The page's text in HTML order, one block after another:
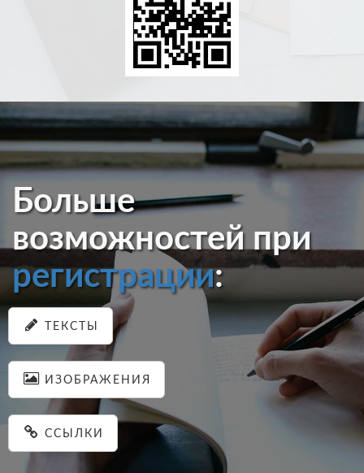
Больше
возможностей при
регистрации:
ТЕКСТЫ
ИЗОБРАЖЕНИЯ
ССЫЛКИ